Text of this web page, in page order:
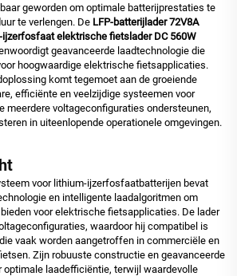
geworden om optimale batterijprestaties te
te verlengen. De LFP-batterijlader 72V8A
elektrische fietslader DC 560W
geavanceerde laadtechnologie die
hoogwaardige elektrische fietsapplicaties.
komt tegemoet aan de groeiende
efficiënte en veelzijdige systeemen voor
meerdere voltageconfiguraties ondersteunen,
in uiteenlopende operationele omgevingen.
voor lithium-ijzerfosfaatbatterijen bevat
en intelligente laadalgoritmen om
voor elektrische fietsapplicaties. De lader
waardoor hij compatibel is
vaak worden aangetroffen in commerciële en
Zijn robuuste constructie en geavanceerde
optimale laadefficiëntie, terwijl waardevolle